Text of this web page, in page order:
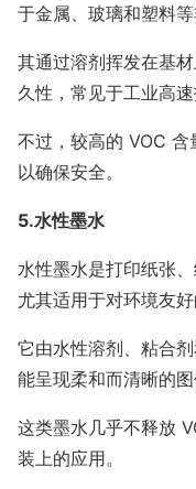
于金属、玻璃和塑料等
其通过溶剂挥发在基
久性，常见于工业高速
不过，较高的 VOC 含
以确保安全。
5.水性墨水
水性墨水是打印纸张
尤其适用于对环境友好
它由水性溶剂、粘合
能呈现柔和而清晰的图
这类墨水几乎不释放
装上的应用。